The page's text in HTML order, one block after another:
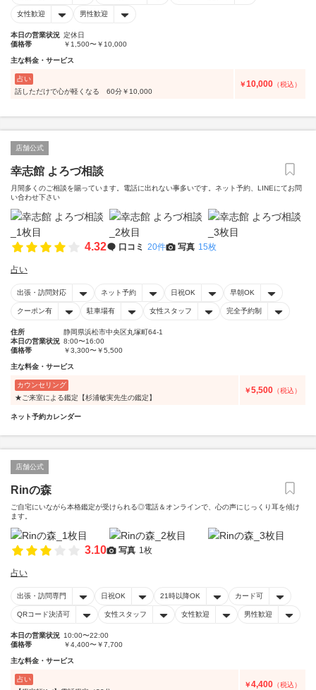
女性歓迎 男性歓迎
本日の営業状況 定休日
価格帯
￥1,500〜￥10,000
主な料金・サービス
占い
話しただけで心が軽くなる 60分￥10,000
￥10,000 （税込）
店舗公式
幸志館 よろづ相談
月間多くのご相談を賜っています。電話に出れない事多いです。ネット予約、LINEにてお問
い合わせ下さい
4.32 口コミ 20件 写真 15枚
占い
出張・訪問対応 ネット予約 日祝OK 早朝OK
クーポン有 駐車場有 女性スタッフ 完全予約制
住所
静岡県浜松市中央区丸塚町64-1
本日の営業状況 8:00〜16:00
価格帯
￥3,300〜￥5,500
主な料金・サービス
カウンセリング
★ご来室による鑑定【杉浦敏実先生の鑑定】
￥5,500 （税込）
ネット予約カレンダー
店舗公式
Rinの森
ご自宅にいながら本格鑑定が受けられる◎電話＆オンラインで、心の声にじっくり耳を傾け
ます。
3.10 写真 1枚
占い
出張・訪問専門 日祝OK 21時以降OK カード可
QRコード決済可 女性スタッフ 女性歓迎 男性歓迎
本日の営業状況 10:00〜22:00
価格帯
￥4,400〜￥7,700
主な料金・サービス
占い
￥4,400 （税込）